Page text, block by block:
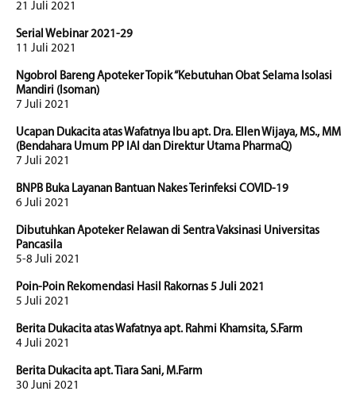
21 Juli 2021
Serial Webinar 2021-29
11 Juli 2021
Ngobrol Bareng Apoteker Topik “Kebutuhan Obat Selama Isolasi
Mandiri (Isoman)
7 Juli 2021
Ucapan Dukacita atas Wafatnya Ibu apt. Dra. Ellen Wijaya, MS., MM
(Bendahara Umum PP IAI dan Direktur Utama PharmaQ)
7 Juli 2021
BNPB Buka Layanan Bantuan Nakes Terinfeksi COVID-19
6 Juli 2021
Dibutuhkan Apoteker Relawan di Sentra Vaksinasi Universitas
Pancasila
5-8 Juli 2021
Poin-Poin Rekomendasi Hasil Rakornas 5 Juli 2021
5 Juli 2021
Berita Dukacita atas Wafatnya apt. Rahmi Khamsita, S.Farm
4 Juli 2021
Berita Dukacita apt. Tiara Sani, M.Farm
30 Juni 2021